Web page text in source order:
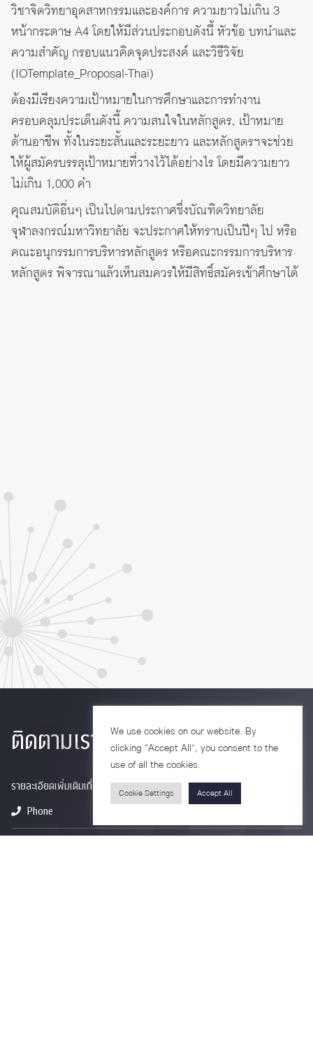
วิชาจิตวิทยาอุตสาหกรรมและองค์การ ความยาวไม่เกิน 3
หน้ากระดาษ A4 โดยให้มีส่วนประกอบดังนี้ หัวข้อ บทนำและ
ความสำคัญ กรอบแนวคิดจุดประสงค์ และวิธีวิจัย
(IOTemplate_Proposal-Thai)
ต้องมีเรียงความเป้าหมายในการศึกษาและการทำงาน
ครอบคลุมประเด็นดังนี้ ความสนใจในหลักสูตร, เป้าหมาย
ด้านอาชีพ ทั้งในระยะสั้นและระยะยาว และหลักสูตรฯจะช่วย
ให้ผู้สมัครบรรลุเป้าหมายที่วางไว้ได้อย่างไร โดยมีความยาว
ไม่เกิน 1,000 คำ
คุณสมบัติอื่นๆ เป็นไปตามประกาศซึ่งบัณฑิตวิทยาลัย
จุฬาลงกรณ์มหาวิทยาลัย จะประกาศให้ทราบเป็นปีๆ ไป หรือ
คณะอนุกรรมการบริหารหลักสูตร หรือคณะกรรมการบริหาร
หลักสูตร พิจารณาแล้วเห็นสมควรให้มีสิทธิ์สมัครเข้าศึกษาได้
ติดตามเรา
รายละเอียดเพิ่มเติมเกี่ยวกับคณะ ติดตามข่าวสารคณะ
Phone
We use cookies on our website. By
clicking “Accept All”, you consent to the
use of all the cookies.
Cookie Settings Accept All